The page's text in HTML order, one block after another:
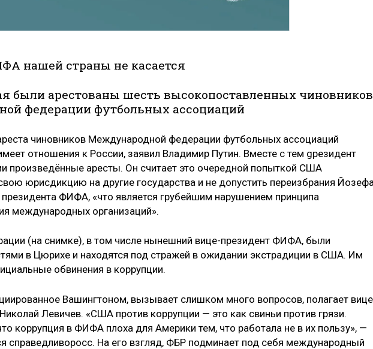
нашей страны не касается
были арестованы шесть высокопоставленных чиновников
федерации футбольных ассоциаций
чиновников Международной федерации футбольных ассоциаций
отношения к России, заявил Владимир Путин. Вместе с тем gрезидент
произведённые аресты. Он считает это очередной попыткой США
юрисдикцию на другие государства и не допустить переизбрания
президента ФИФА, «что является грубейшим нарушением принципа
международных организаций».
(на снимке), в том числе нынешний вице-президент ФИФА, были
в Цюрихе и находятся под стражей в ожидании экстрадиции в США. Им
обвинения в коррупции.
Вашингтоном, вызывает слишком много вопросов, полагает
Левичев. «США против коррупции — это как свиньи против грязи.
коррупция в ФИФА плоха для Америки тем, что работала не в их пользу», —
справедливоросс. На его взгляд, ФБР подминает под себя международный